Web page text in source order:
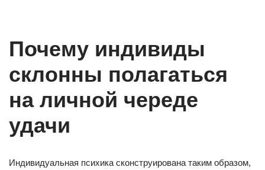
Почему индивиды
склонны полагаться
на личной череде
удачи
Индивидуальная психика сконструирована таким образом,